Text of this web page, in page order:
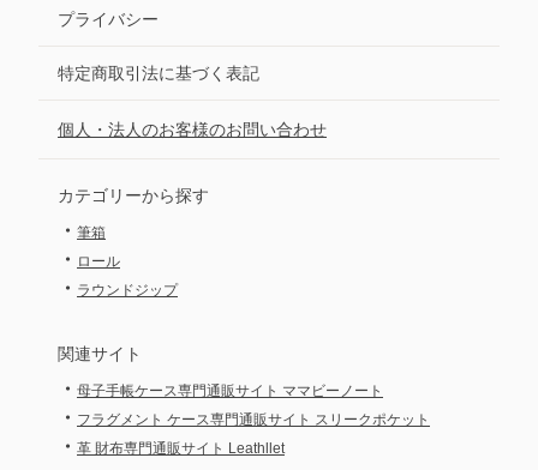
プライバシー
特定商取引法に基づく表記
個人・法人のお客様のお問い合わせ
カテゴリーから探す
・ 筆箱
・ ロール
・ ラウンドジップ
関連サイト
・ 母子手帳ケース専門通販サイト ママビーノート
・ フラグメント ケース専門通販サイト スリークポケット
・ 革 財布専門通販サイト Leathllet